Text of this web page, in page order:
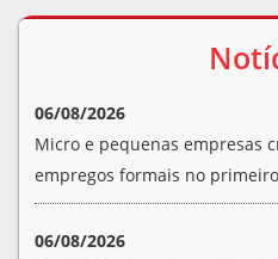
06/08/2026
Micro e pequenas empresas
empregos formais no
06/08/2026